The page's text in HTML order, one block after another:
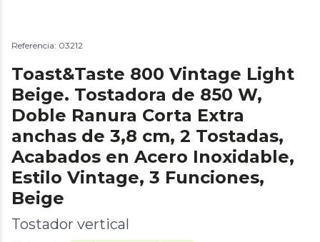
Referencia: 03212
Toast&Taste 800 Vintage Light
Beige. Tostadora de 850 W,
Doble Ranura Corta Extra
anchas de 3,8 cm, 2 Tostadas,
Acabados en Acero Inoxidable,
Estilo Vintage, 3 Funciones,
Beige
Tostador vertical